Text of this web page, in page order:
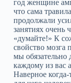
год женщине
что сама
продолжали
занятиях очень
«думайте!» К
свойство мозга
мы обязательно
каждому из вас
Наверное